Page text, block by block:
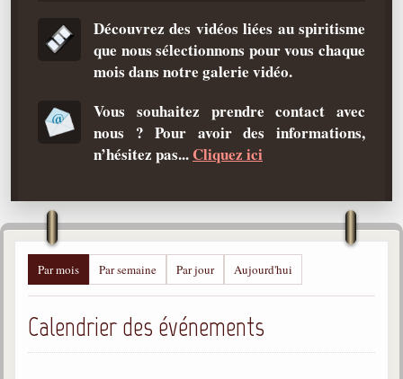
La doctrine d'Allan Kardec
But des manifestations spirites
Médiums
Allan Kardec
1804-1869
Léon Denis
1846-1927
Gabriel Delanne
Découvrez des vidéos liées au spiritisme
que nous sélectionnons pour vous chaque
mois dans notre galerie vidéo.
Vous souhaitez prendre contact avec
nous ? Pour avoir des informations,
n’hésitez pas... Cliquez ici
Par mois Par semaine Par jour Aujourd'hui
Calendrier des événements